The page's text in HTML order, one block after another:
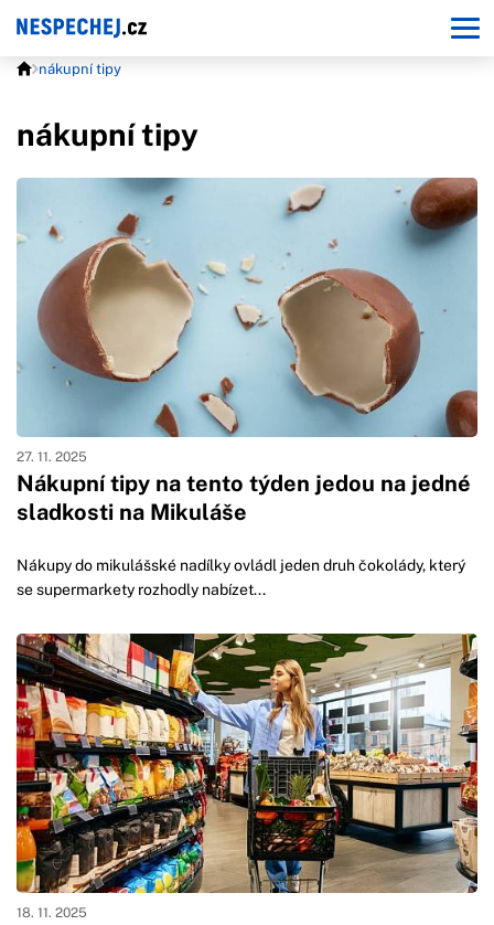
nákupní tipy
nákupní tipy
Nákupní tipy na tento týden jedou na jedné
sladkosti na Mikuláše
27. 11. 2025
Nákupy do mikulášské nadílky ovládl jeden druh čokolády, který
se supermarkety rozhodly nabízet...
18. 11. 2025